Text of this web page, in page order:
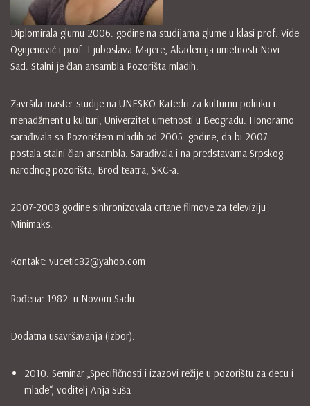
Diplomirala glumu 2006. godine na studijama glume u klasi prof. Vide
Ognjenović i prof. Ljuboslava Majere, Akademija umetnosti Novi
Sad. Stalni je član ansambla Pozorišta mladih.
Završila master studije na UNESKO Katedri za kulturnu politiku i
menadžment u kulturi, Univerzitet umetnosti u Beogradu. Honorarno
sarađivala sa Pozorištem mladih od 2005. godine, da bi 2007.
postala stalni član ansambla. Sarađivala i na predstavama Srpskog
narodnog pozorišta, Brod teatra, SKC-a.
2007-2008 godine sinhronizovala crtane filmove za televiziju
Minimaks.
Kontakt: vucetic82@yahoo.com
Rođena: 1982. u Novom Sadu.
Dodatna usavršavanja (izbor):
2010. Seminar „Specifičnosti i izazovi režije u pozorištu za decu i
mlade“, voditelj Anja Suša